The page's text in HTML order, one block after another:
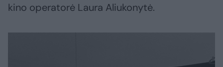
kino operatorė Laura Aliukonytė.